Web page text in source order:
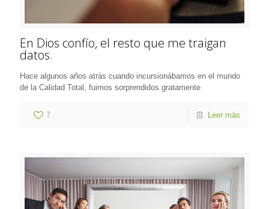
En Dios confío, el resto que me traigan
datos.
Hace algunos años atrás cuando incursionábamos en el mundo
de la Calidad Total, fuimos sorprendidos gratamente
7 Leer más